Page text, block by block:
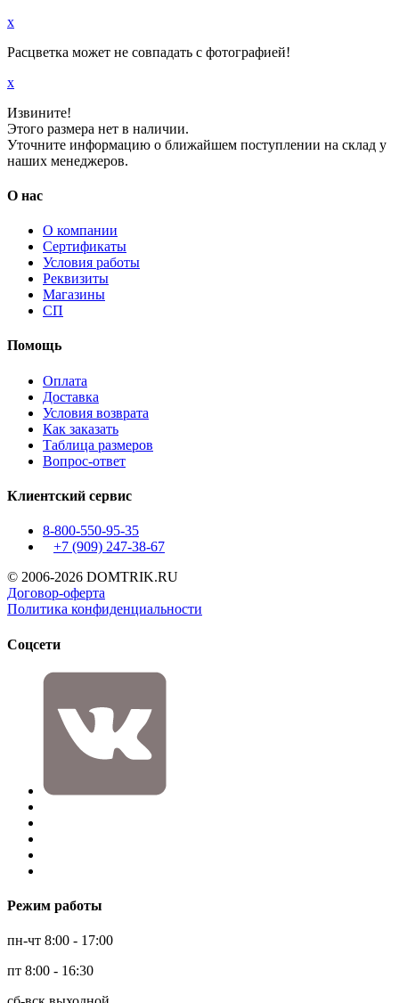
x
Расцветка может не совпадать с фотографией!
x
Извините!
Этого размера нет в наличии.
Уточните информацию о ближайшем поступлении на склад у
наших менеджеров.
О нас
О компании
Сертификаты
Условия работы
Реквизиты
Магазины
СП
Помощь
Оплата
Доставка
Условия возврата
Как заказать
Таблица размеров
Вопрос-ответ
Клиентский сервис
8-800-550-95-35
+7 (909) 247-38-67
© 2006-2026 DOMTRIK.RU
Договор-оферта
Политика конфиденциальности
Соцсети
Режим работы
пн-чт 8:00 - 17:00
пт 8:00 - 16:30